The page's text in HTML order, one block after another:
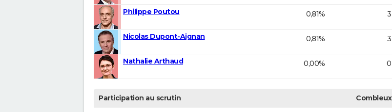
Philippe Poutou 0,81% 3
Nicolas Dupont-Aignan 0,81% 3
Nathalie Arthaud 0,00% 0
Participation au scrutin Combleux